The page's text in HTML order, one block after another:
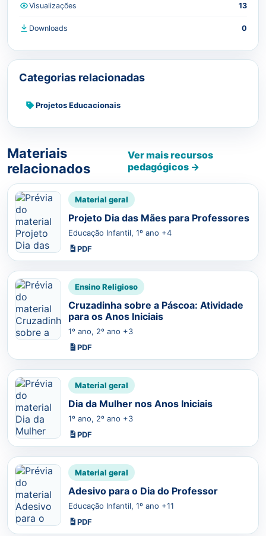
Visualizações 13
Downloads 0
Categorias relacionadas
Projetos Educacionais
Materiais
relacionados
Ver mais recursos
pedagógicos →
Material geral
Projeto Dia das Mães para Professores
Educação Infantil, 1º ano +4
PDF
Ensino Religioso
Cruzadinha sobre a Páscoa: Atividade
para os Anos Iniciais
1º ano, 2º ano +3
PDF
Material geral
Dia da Mulher nos Anos Iniciais
1º ano, 2º ano +3
PDF
Material geral
Adesivo para o Dia do Professor
Educação Infantil, 1º ano +11
PDF